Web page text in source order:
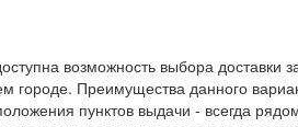
возможность выбора доставки
городе. Преимущества данного
пунктов выдачи - всегда